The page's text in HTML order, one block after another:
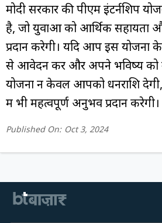
मोदी सरकार की पीएम इंटर्नशिप
है, जो युवाओं को आर्थिक सहायता
प्रदान करेगी। यदि आप इस योजना के
से आवेदन करें और अपने भविष्य को
योजना न केवल आपको धनराशि
में भी महत्वपूर्ण अनुभव प्रदान करेगी।
Published On: Oct 3, 2024